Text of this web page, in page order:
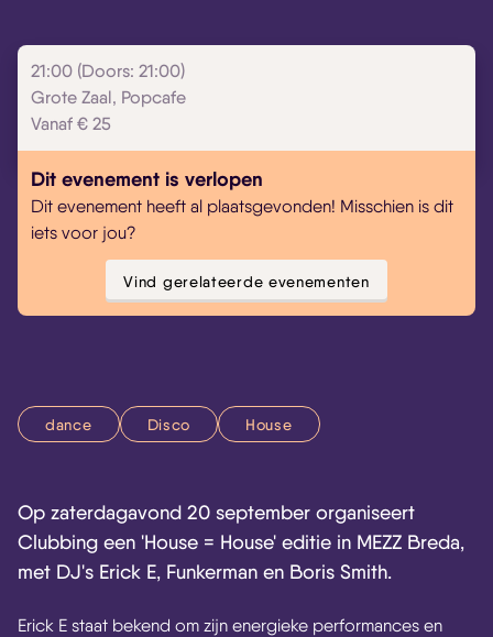
21:00 (Doors: 21:00)
Grote Zaal, Popcafe
Vanaf € 25
Dit evenement is verlopen
Dit evenement heeft al plaatsgevonden! Misschien is dit
iets voor jou?
Vind gerelateerde evenementen
dance Disco House
Op zaterdagavond 20 september organiseert
Clubbing een 'House = House' editie in MEZZ Breda,
met DJ's Erick E, Funkerman en Boris Smith.
Erick E staat bekend om zijn energieke performances en